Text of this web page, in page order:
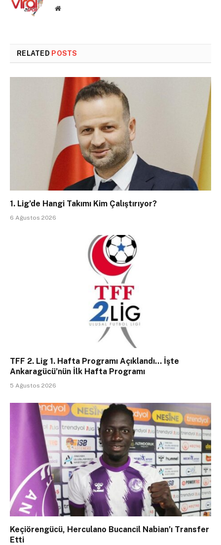
Website
RELATED POSTS
1. Lig’de Hangi Takımı Kim Çalıştırıyor?
6 Ağustos 2026
TFF 2. Lig 1. Hafta Programı Açıklandı… İşte
Ankaragücü’nün İlk Hafta Programı
5 Ağustos 2026
Keçiörengücü, Herculano Bucancil Nabian’ı Transfer
Etti